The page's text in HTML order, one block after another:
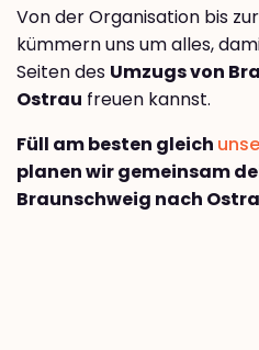
Von der Organisation bis
kümmern uns um alles,
Seiten des Umzugs von
Ostrau freuen kannst.
Füll am besten gleich
planen wir gemeinsam
Braunschweig nach